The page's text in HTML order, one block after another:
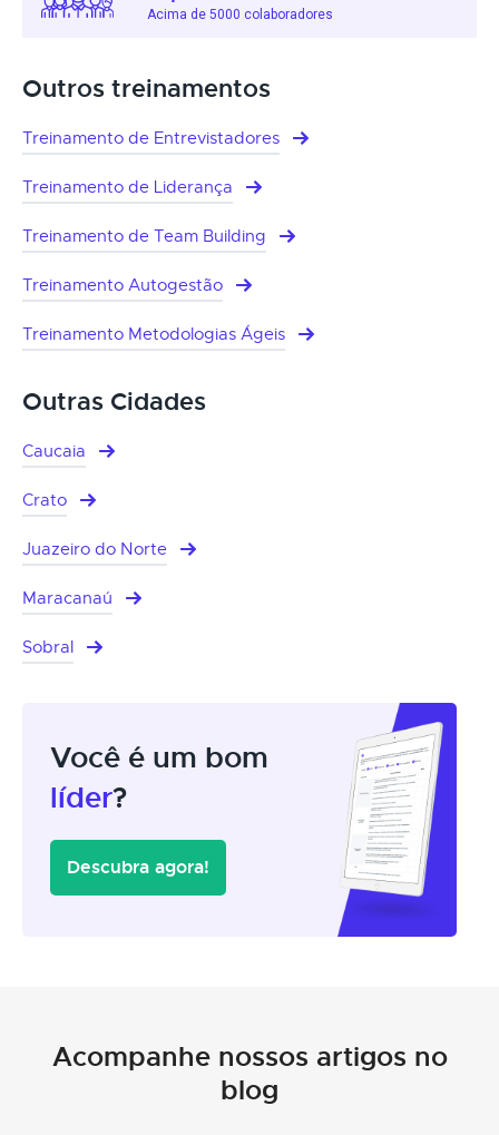
Acima de 5000 colaboradores
Outros treinamentos
Treinamento de Entrevistadores
Treinamento de Liderança
Treinamento de Team Building
Treinamento Autogestão
Treinamento Metodologias Ágeis
Outras Cidades
Caucaia
Crato
Juazeiro do Norte
Maracanaú
Sobral
Você é um bom
líder?
Descubra agora!
Acompanhe nossos artigos no
blog